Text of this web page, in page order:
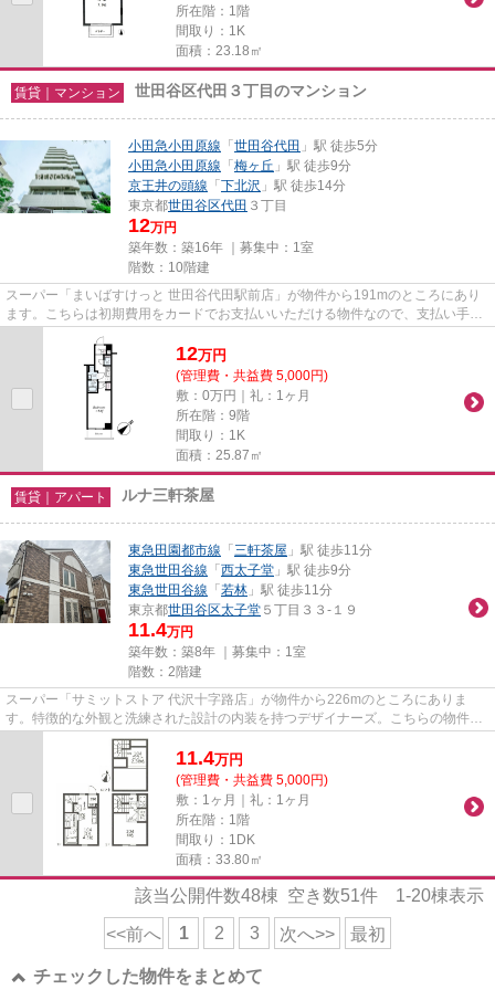
所在階：1階
間取り：1K
面積：23.18㎡
賃貸｜マンション 世田谷区代田３丁目のマンション
小田急小田原線 「世田谷代田 」駅 徒歩5分
小田急小田原線 「梅ヶ丘 」駅 徒歩9分
京王井の頭線 「下北沢 」駅 徒歩14分
東京都世田谷区代田 ３丁目
12万円
築年数：築16年 ｜募集中： 1室
階数：10階建
スーパー「まいばすけっと 世田谷代田駅前店」が物件から191mのところにあり
ます。こちらは初期費用をカードでお支払いいただける物件なので、支払い手続
きの手間が省けます。造りとデ...
12万円
(管理費・共益費 5,000円)
敷：0万円｜礼：1ヶ月
所在階：9階
間取り：1K
面積：25.87㎡
賃貸｜アパート ルナ三軒茶屋
東急田園都市線 「三軒茶屋 」駅 徒歩11分
東急世田谷線 「西太子堂 」駅 徒歩9分
東急世田谷線 「若林 」駅 徒歩11分
東京都世田谷区太子堂 ５丁目３３-１９
11.4万円
築年数：築8年 ｜募集中： 1室
階数：2階建
スーパー「サミットストア 代沢十字路店」が物件から226mのところにありま
す。特徴的な外観と洗練された設計の内装を持つデザイナーズ。こちらの物件は
アパートです。クレジットカード...
11.4万円
(管理費・共益費 5,000円)
敷：1ヶ月｜礼：1ヶ月
所在階：1階
間取り：1DK
面積：33.80㎡
該当公開件数48棟 空き数51件 1-20棟表示
<<前へ 1 2 3 次へ>> 最初
チェックした物件をまとめて